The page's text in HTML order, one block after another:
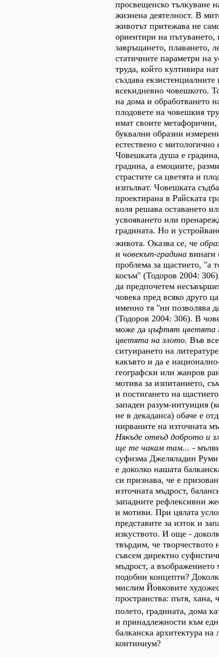
просвещенско тълкуване
жизнена деятелност. В
животът притежава не
ориентири на пътуването,
завръщането, плаването,
статичните параметри на
труда, който култивира
създава
всекидневно човешкото.
на дома и обработването
плодовете на човешкия
имат своите
буквални образни
естествено с
Човешката душа е
градина, а емоциите,
страстите са цветята и
изпълват. Човешката
проектирана в Райската
воля решава оставането
усвояването или
градината. Но и
живота. Оказва се, че
и човекът-градина винаги
проблема за щастието, "а
косъм" (Тодоров 2004:
да предпочетем
човека пред всяко друго
именно тя "ни позволява
(Тодоров 2004: 306). В
може да цъфтят цветята
цветята на злото. Във
ситуирането на
какъвто и да е
географски или жанров
мотива за изпитанието,
и постигането на
западен разум-интуиция
не в декаданса) обаче е
нирваните на източната
Някъде отвъд доброто и
ще те чакам там... -
суфизма Джеляладин
е доколко нашата
си признава, че е
източната мъдрост,
западните рефлексивни
и мотиви. При цялата
представите за изток и
изкуството. И още -
твърдим, че творчеството
съвсем директно
мъдрост, а въображението
подобни концепти?
мислим Йовковите
пространства: пътя, хана,
полето, градината, дома
и принадлежности към
балканска архитектура на
континиум?